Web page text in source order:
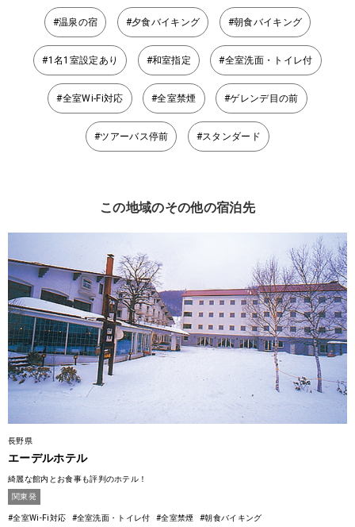
#温泉の宿 #夕食バイキング #朝食バイキング
#1名1室設定あり #和室指定 #全室洗面・トイレ付
#全室Wi-Fi対応 #全室禁煙 #ゲレンデ目の前
#ツアーバス停前 #スタンダード
この地域のその他の宿泊先
長野県
エーデルホテル
綺麗な館内とお食事も評判のホテル！
関東発
#全室Wi-Fi対応 #全室洗面・トイレ付 #全室禁煙
#朝食バイキング